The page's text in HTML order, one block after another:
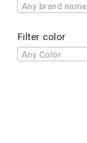
Any brand name
Filter color
Any Color